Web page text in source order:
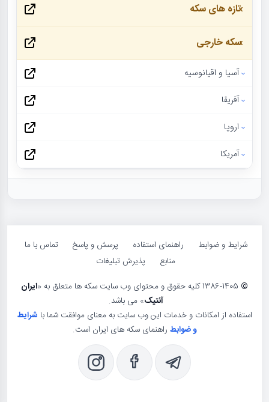
تازه های سکه
سکه خارجی
آسیا و اقیانوسیه
آفریقا
اروپا
آمریکا
شرایط و ضوابط راهنمای استفاده پرسش و پاسخ
تماس با ما
منابع
پذیرش تبلیغات
©
ایران
آنتیک» می باشد.
استفاده از امکانات و خدمات این وب سایت به معنای موافقت شما با شرایط
و ضوابط راهنمای سکه های ایران است.